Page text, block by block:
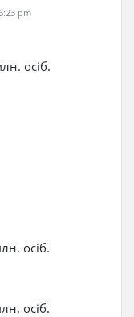
pm
осіб.
осіб.
осіб.